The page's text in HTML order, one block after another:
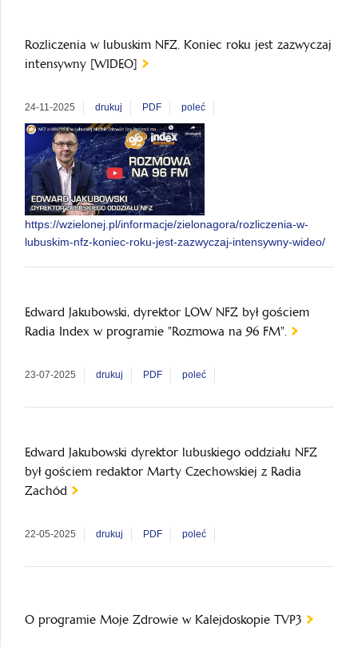
Rozliczenia w lubuskim NFZ. Koniec roku jest zazwyczaj
intensywny [WIDEO]
24-11-2025 drukuj PDF poleć
https://wzielonej.pl/informacje/zielonagora/rozliczenia-w-
lubuskim-nfz-koniec-roku-jest-zazwyczaj-intensywny-wideo/
Edward Jakubowski, dyrektor LOW NFZ był gościem
Radia Index w programie "Rozmowa na 96 FM".
23-07-2025 drukuj PDF poleć
Edward Jakubowski dyrektor lubuskiego oddziału NFZ
był gościem redaktor Marty Czechowskiej z Radia
Zachód
22-05-2025 drukuj PDF poleć
O programie Moje Zdrowie w Kalejdoskopie TVP3